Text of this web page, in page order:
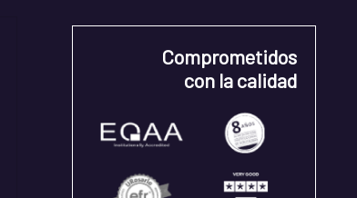
Comprometidos
con la calidad